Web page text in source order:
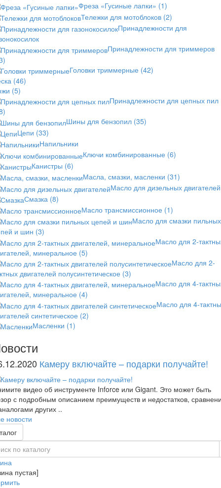
Фреза «Гусиные лапки» (1)
Тележки для мотоблоков (2)
Принадлежности для
Принадлежности для триммеров
Головки триммерные (42)
(46)
(5)
Принадлежности для цепных пил
Шины для бензопил (35)
Цепи (33)
Напильники
Ключи комбинированные (6)
Канистры (6)
Масла, смазки, масленки (31)
Масло для дизельных двигателей
Смазка (8)
Масло трансмиссионное (1)
Масло для смазки пильных
и шин (3)
Масло для 2-
минеральное (5)
Масло для 2-
двигателей полусинтетическое (3)
Масло для 4-
минеральное (4)
Масло для 4-
синтетическое (2)
Масленки (1)
Камеру включайте – подарки получайте!
видео об инструменте Inforce или Gigant. Это может быть
с подробным описанием преимуществ и недостатков,
других ..
новости
пустая]